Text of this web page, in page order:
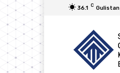
36.1 C Gulistan